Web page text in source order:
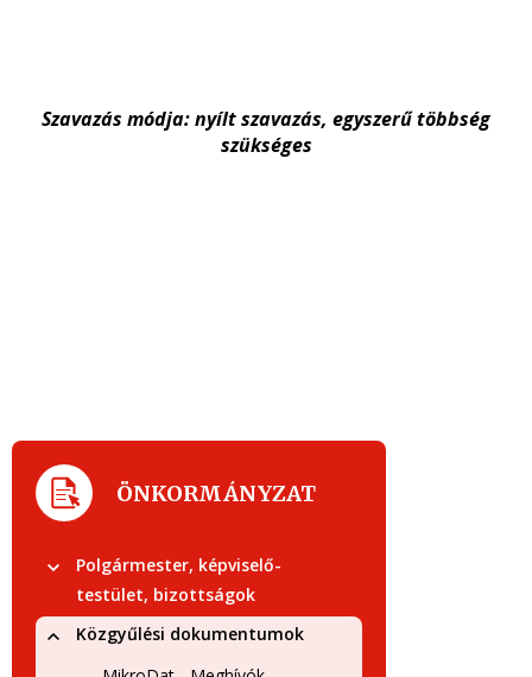
Szavazás módja:nyíltszavazás, egyszerű többség
szükséges
ÖNKORMÁNYZAT
Polgármester, képviselő-
testület, bizottságok
Közgyűlési dokumentumok